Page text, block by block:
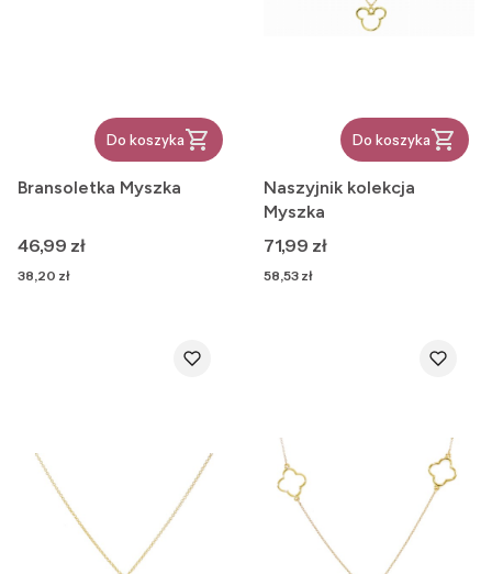
Do koszyka
Bransoletka Myszka
Cena
46,99 zł
Cena
38,20 zł
Do koszyka
Naszyjnik kolekcja
Myszka
Cena
71,99 zł
Cena
58,53 zł